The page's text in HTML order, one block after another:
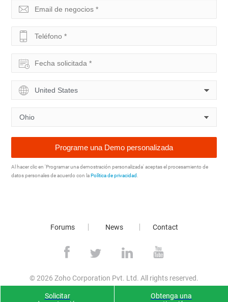
Al hacer clic en 'Programar una demostración personalizada' aceptas el procesamiento de
datos personales de acuerdo con laPolítica de privacidad .
Forums News Contact
© 2026 Zoho Corporation Pvt. Ltd. All rights reserved.
Solicitar
Obtenga una